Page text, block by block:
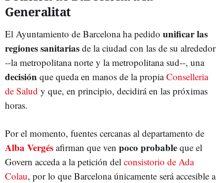
Generalitat
El Ayuntamiento de Barcelona ha pedido unificar las
regiones sanitarias de la ciudad con las de su alrededor
--la metropolitana norte y la metropolitana sud--, una
decisión que queda en manos de la propiaConselleria
de Salud y que, en principio, decidirá en las próximas
horas.
Por el momento, fuentes cercanas al departamento de
Alba Vergés afirman que ven poco probable que el
Govern acceda a la petición del consistorio de Ada
Colau, por lo que Barcelona únicamente será accesible a